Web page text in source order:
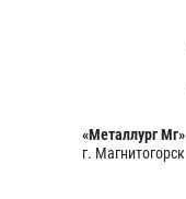
«Металлург Мг»
г. Магнитогорск